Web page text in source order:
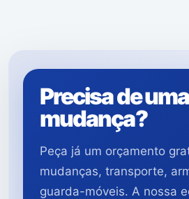
Precisa de uma
mudança?
Peça já um orçamento
mudanças, transporte,
guarda-móveis. A nossa